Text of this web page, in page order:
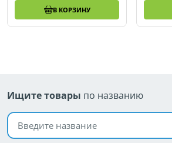
В КОРЗИНУ
Ищите товары по названию
Поиск по названию